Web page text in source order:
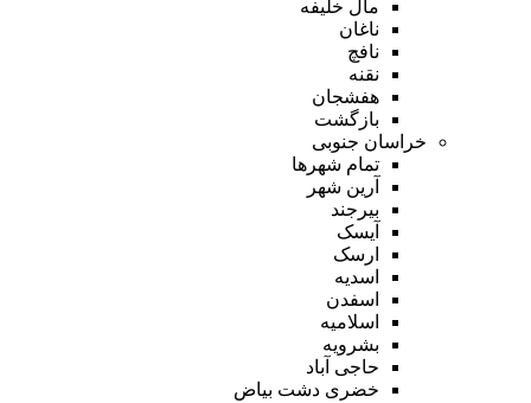
مال خلیفه
ناغان
نافچ
نقنه
هفشجان
بازگشت
خراسان جنوبی
تمام شهر‌ها
آرین شهر
بیرجند
آیسک
ارسک
اسدیه
اسفدن
اسلامیه
بشرویه
حاجی آباد
خضری دشت بیاض